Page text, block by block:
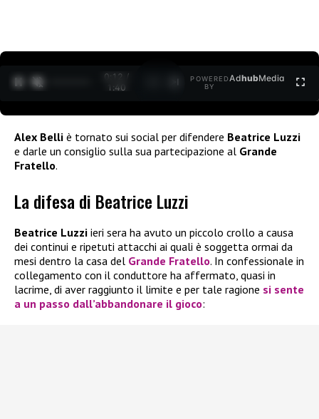
0:13 /
1:40
POWERED
BY
AdhubMedia
Alex Belli è tornato sui social per difendere Beatrice Luzzi
e darle un consiglio sulla sua partecipazione al Grande
Fratello.
La difesa di Beatrice Luzzi
Beatrice Luzzi ieri sera ha avuto un piccolo crollo a causa
dei continui e ripetuti attacchi ai quali è soggetta ormai da
mesi dentro la casa del Grande Fratello. In confessionale in
collegamento con il conduttore ha affermato, quasi in
lacrime, di aver raggiunto il limite e per tale ragione si sente
a un passo dall’abbandonare il gioco: